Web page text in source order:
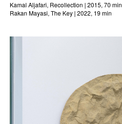
Kamal Aljafari, Recollection | 2015, 70 min
Rakan Mayasi, The Key | 2022, 19 min